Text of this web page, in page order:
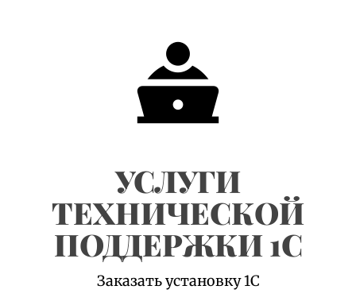
УСЛУГИ
ТЕХНИЧЕСКОЙ
ПОДДЕРЖКИ 1С
Заказать установку 1С